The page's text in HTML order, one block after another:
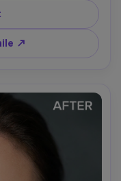
realistica e
abiti --ar 4:5
↗